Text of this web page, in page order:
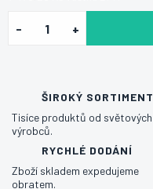
ŠIROKÝ SORTIMENT
Tisíce produktů od světových
výrobců.
RYCHLÉ DODÁNÍ
Zboží skladem expedujeme
obratem.